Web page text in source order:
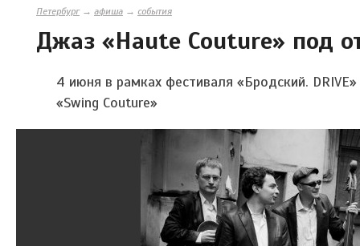
Петербург→ афиша → события
Джаз «Haute Couture» под
4 июня в рамках фестиваля «Бродский.
«Swing Couture»